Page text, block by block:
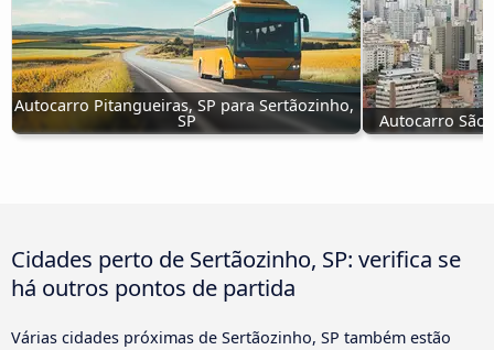
Autocarro Pitangueiras, SP para Sertãozinho,
SP Autocarro São
Cidades perto de Sertãozinho, SP: verifica se
há outros pontos de partida
Várias cidades próximas de Sertãozinho, SP também estão